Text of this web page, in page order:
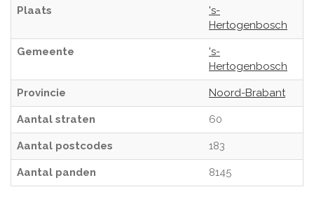
Plaats
's-
Hertogenbosch
Gemeente
's-
Hertogenbosch
Provincie Noord-Brabant
Aantal straten 60
Aantal postcodes 183
Aantal panden 8145